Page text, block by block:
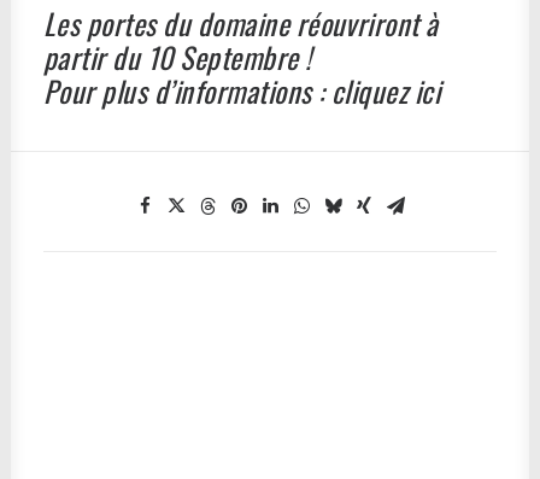
Les portes du domaine réouvriront à
partir du 10 Septembre !
Pour plus d’informations :cliquez ici